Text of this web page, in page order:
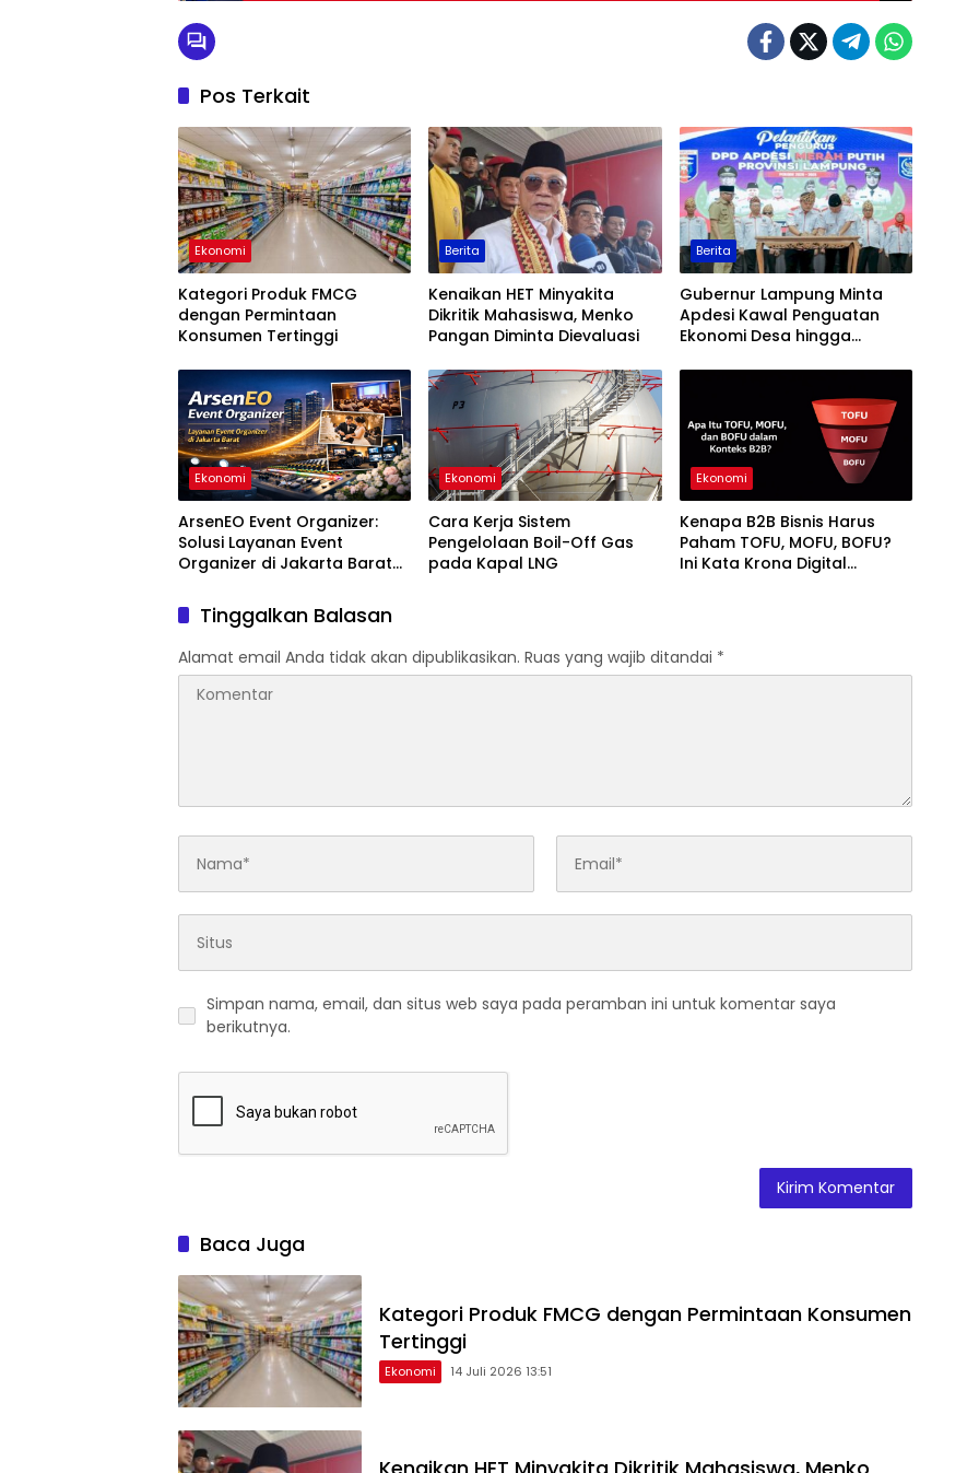
Pos Terkait
Ekonomi
Kategori Produk FMCG
dengan Permintaan
Konsumen Tertinggi
Berita
Kenaikan HET Minyakita
Dikritik Mahasiswa, Menko
Pangan Diminta Dievaluasi
Berita
Gubernur Lampung Minta
Apdesi Kawal Penguatan
Ekonomi Desa hingga
Ekonomi
ArsenEO Event Organizer:
Solusi Layanan Event
Organizer di Jakarta Barat
Terpercaya
Ekonomi
Cara Kerja Sistem
Pengelolaan Boil-Off Gas
pada Kapal LNG
Ekonomi
Kenapa B2B Bisnis Harus
Paham TOFU, MOFU, BOFU?
Ini Kata Krona Digital
Tinggalkan Balasan
Alamat email Anda tidak akan dipublikasikan. Ruas yang wajib ditandai *
Simpan nama, email, dan situs web saya pada peramban ini untuk komentar saya
berikutnya.
Baca Juga
Kategori Produk FMCG dengan Permintaan Konsumen
Tertinggi
Ekonomi 14 Juli 2026 13:51